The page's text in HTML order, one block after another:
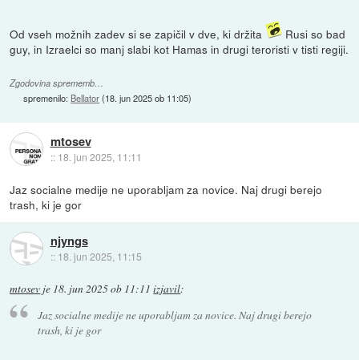
Od vseh možnih zadev si se zapičil v dve, ki držita
Rusi so bad
guy, in Izraelci so manj slabi kot Hamas in drugi teroristi v tisti regiji.
Zgodovina sprememb…
spremenilo: Bellator(18. jun 2025 ob 11:05)
mtosev
:: 18. jun 2025, 11:11
Jaz socialne medije ne uporabljam za novice. Naj drugi berejo
trash, ki je gor
njyngs
:: 18. jun 2025, 11:15
mtosev je 18. jun 2025 ob 11:11 izjavil:
Jaz socialne medije ne uporabljam za novice. Naj drugi berejo
trash, ki je gor